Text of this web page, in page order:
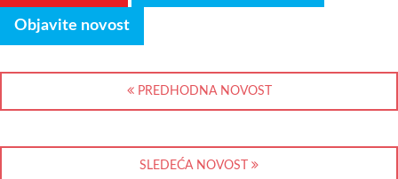
Objavite novost
PREDHODNA NOVOST
SLEDEĆA NOVOST